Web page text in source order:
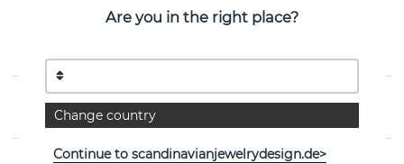
PRODUKTBESCHREIBUNG
schwedischen Marke Efva Attling
EIGENSCHAFTEN
Are you in the right place?
Change country
Continue to scandinavianjewelrydesign.de>